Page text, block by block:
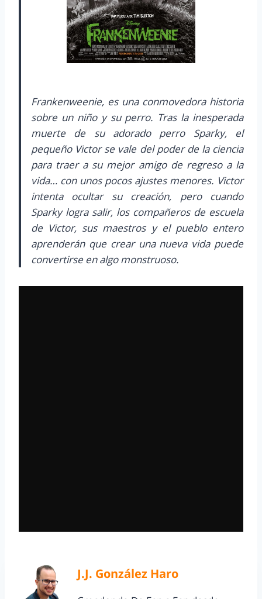
Frankenweenie, es una conmovedora historia
sobre un niño y su perro. Tras la inesperada
muerte de su adorado perro Sparky, el
pequeño Victor se vale del poder de la ciencia
para traer a su mejor amigo de regreso a la
vida… con unos pocos ajustes menores. Victor
intenta ocultar su creación, pero cuando
Sparky logra salir, los compañeros de escuela
de Victor, sus maestros y el pueblo entero
aprenderán que crear una nueva vida puede
convertirse en algo monstruoso.
J.J. González Haro